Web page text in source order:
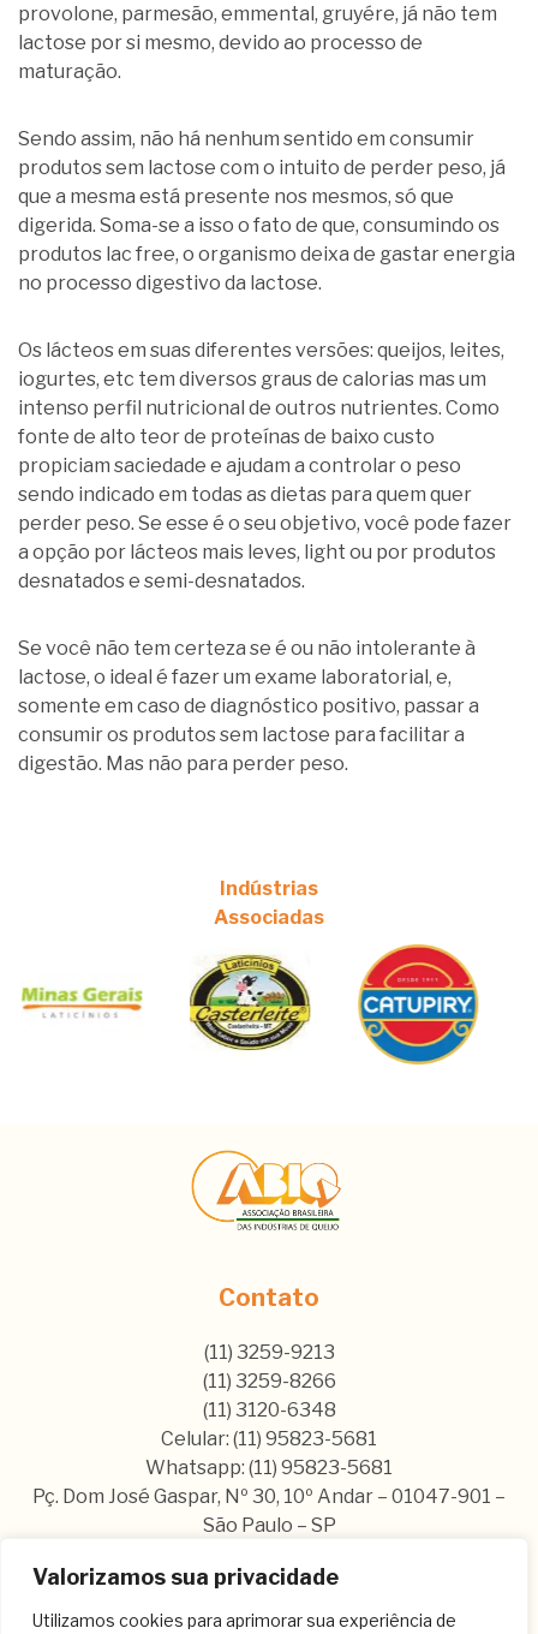
Valorizamos sua privacidade
Utilizamos cookies para aprimorar sua experiência de
provolone, parmesão, emmental, gruyére, já não tem
lactose por si mesmo, devido ao processo de
maturação.
Sendo assim, não há nenhum sentido em consumir
produtos sem lactose com o intuito de perder peso, já
que a mesma está presente nos mesmos, só que
digerida. Soma-se a isso o fato de que, consumindo os
produtos lac free, o organismo deixa de gastar energia
no processo digestivo da lactose.
Os lácteos em suas diferentes versões: queijos, leites,
iogurtes, etc tem diversos graus de calorias mas um
intenso perfil nutricional de outros nutrientes. Como
fonte de alto teor de proteínas de baixo custo
propiciam saciedade e ajudam a controlar o peso
sendo indicado em todas as dietas para quem quer
perder peso. Se esse é o seu objetivo, você pode fazer
a opção por lácteos mais leves, light ou por produtos
desnatados e semi-desnatados.
Se você não tem certeza se é ou não intolerante à
lactose, o ideal é fazer um exame laboratorial, e,
somente em caso de diagnóstico positivo, passar a
consumir os produtos sem lactose para facilitar a
digestão. Mas não para perder peso.
Indústrias
Associadas
Contato
(11) 3259-9213
(11) 3259-8266
(11) 3120-6348
Celular: (11) 95823-5681
Whatsapp: (11) 95823-5681
Pç. Dom José Gaspar, Nº 30, 10º Andar – 01047-901 –
São Paulo – SP